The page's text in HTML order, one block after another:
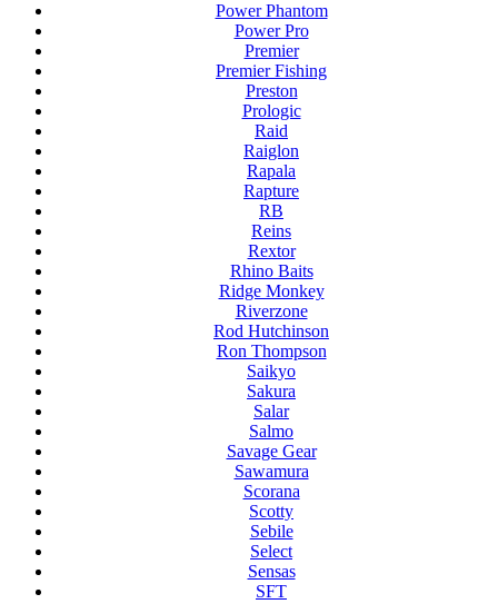
Power Phantom
Power Pro
Premier
Premier Fishing
Preston
Prologic
Raid
Raiglon
Rapala
Rapture
RB
Reins
Rextor
Rhino Baits
Ridge Monkey
Riverzone
Rod Hutchinson
Ron Thompson
Saikyo
Sakura
Salar
Salmo
Savage Gear
Sawamura
Scorana
Scotty
Sebile
Select
Sensas
SFT